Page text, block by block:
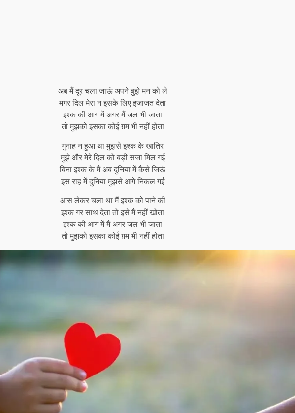
अब मैं दूर चला जाऊं अपने बुझे मन को ले
मगर दिल मेरा न इसके लिए इजाजत देता
इश्क की आग में अगर मैं जल भी जाता
तो मुझको इसका कोई ग़म भी नहीं होता
गुनाह न हुआ था मुझसे इश्क के खातिर
मुझे और मेरे दिल को बड़ी सजा मिल गई
बिना इश्क के मैं अब दुनिया में कैसे जिऊं
इस राह में दुनिया मुझसे आगे निकल गई
आस लेकर चला था मैं इश्क को पाने की
इश्क गर साथ देता तो इसे मैं नहीं खोता
इश्क की आग में मैं अगर जल भी जाता
तो मुझको इसका कोई ग़म भी नहीं होता